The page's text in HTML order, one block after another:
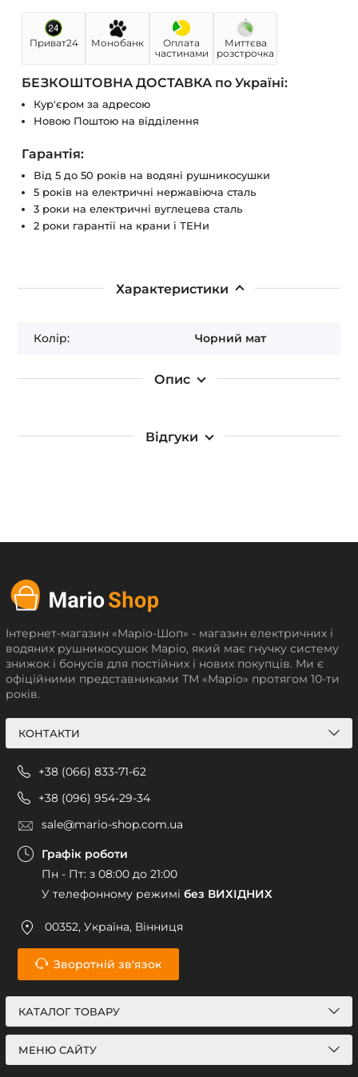
Приват24 Монобанк
Оплата
частинами
Миттєва
розстрочка
БЕЗКОШТОВНА ДОСТАВКА по Україні:
Кур'єром за адресою
Новою Поштою на відділення
Гарантія:
Від 5 до 50 років на водяні рушникосушки
5 років на електричні нержавіюча сталь
3 роки на електричні вуглецева сталь
2 роки гарантії на крани і ТЕНи
Опис
Характеристики
Колір: Чорний мат
Відгуки
Інтернет-магазин «Маріо-Шоп» - магазин електричних і
водяних рушникосушок Маріо, який має гнучку систему
знижок і бонусів для постійних і нових покупців. Ми є
офіційними представниками ТМ «Маріо» протягом 10-ти
років.
КОНТАКТИ
+38 (066) 833-71-62
+38 (096) 954-29-34
sale@mario-shop.com.ua
Графік роботи
Пн - Пт: з 08:00 до 21:00
У телефонному режимі без ВИХІДНИХ
00352, Україна, Вінниця
Зворотній зв'язок
КАТАЛОГ ТОВАРУ
МЕНЮ САЙТУ